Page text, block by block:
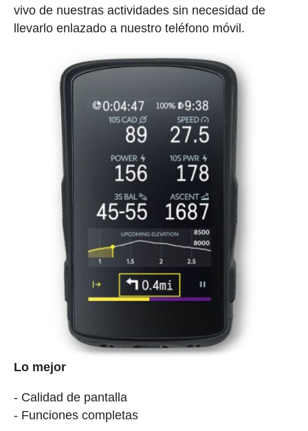
vivo de nuestras actividades sin necesidad de
llevarlo enlazado a nuestro teléfono móvil.
Lo mejor
- Calidad de pantalla
- Funciones completas